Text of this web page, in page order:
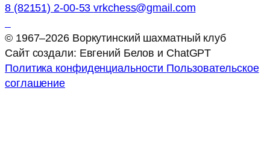
8 (82151) 2-00-53vrkchess@gmail.com
© 1967–2026 Воркутинский шахматный клуб
Сайт создали: Евгений Белов и ChatGPT
Политика конфиденциальности Пользовательское
соглашение